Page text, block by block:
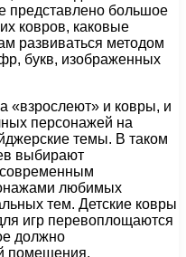
представлено большое
ковров, каковые
развиваться методом
букв, изображенных
«взрослеют» и ковры, и
персонажей на
темы. В таком
выбирают
любимых
тем. Детские ковры
игр перевоплощаются
должно
помещения.